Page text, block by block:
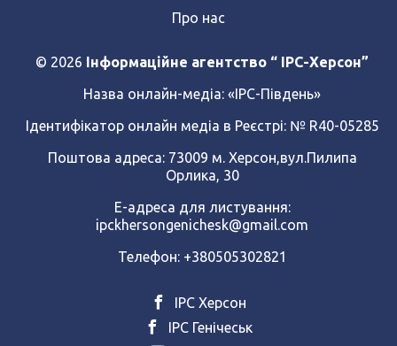
Про нас
© 2026 Інформаційне агентство “ IPC-Херсон”
Назва онлайн-медіа: «ІРС-Південь»
Ідентифікатор онлайн медіа в Реєстрі: № R40-05285
Поштова адреса: 73009 м. Херсон,вул.Пилипа
Орлика, 30
Е-адреса для листування:
ipckhersongenichesk@gmail.com
Телефон: +380505302821
ІРС Херсон
ІРС Генічеськ